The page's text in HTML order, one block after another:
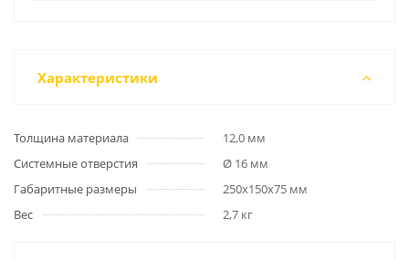
Характеристики
Толщина материала
12,0 мм
Системные отверстия
Ø 16 мм
Габаритные размеры
250х150х75 мм
Вес
2,7 кг